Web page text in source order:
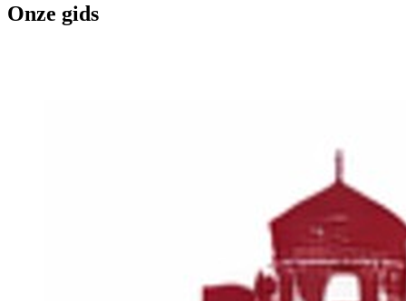
Onze gids